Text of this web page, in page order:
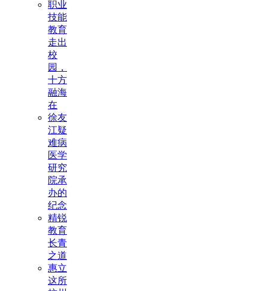
职业
技能
教育
走出
校
园，
十方
融海
在
徐友
江疑
难病
医学
研究
院承
办的
纪念
精锐
教育
长青
之道
惠立
这所